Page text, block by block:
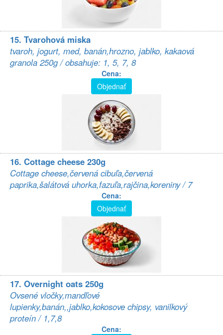
15. Tvarohová miska
tvaroh, jogurt, med, banán,hrozno, jablko, kakaová
granola 250g / obsahuje: 1, 5, 7, 8
Cena:
Objednať
16. Cottage cheese 230g
Cottage cheese,červená cibuľa,červená
paprika,šalátová uhorka,fazuľa,rajčina,koreniny / 7
Cena:
Objednať
17. Overnight oats 250g
Ovsené vločky,mandľové
lupienky,banán,,jablko,kokosove chipsy, vanilkový
proteín / 1,7,8
Cena: